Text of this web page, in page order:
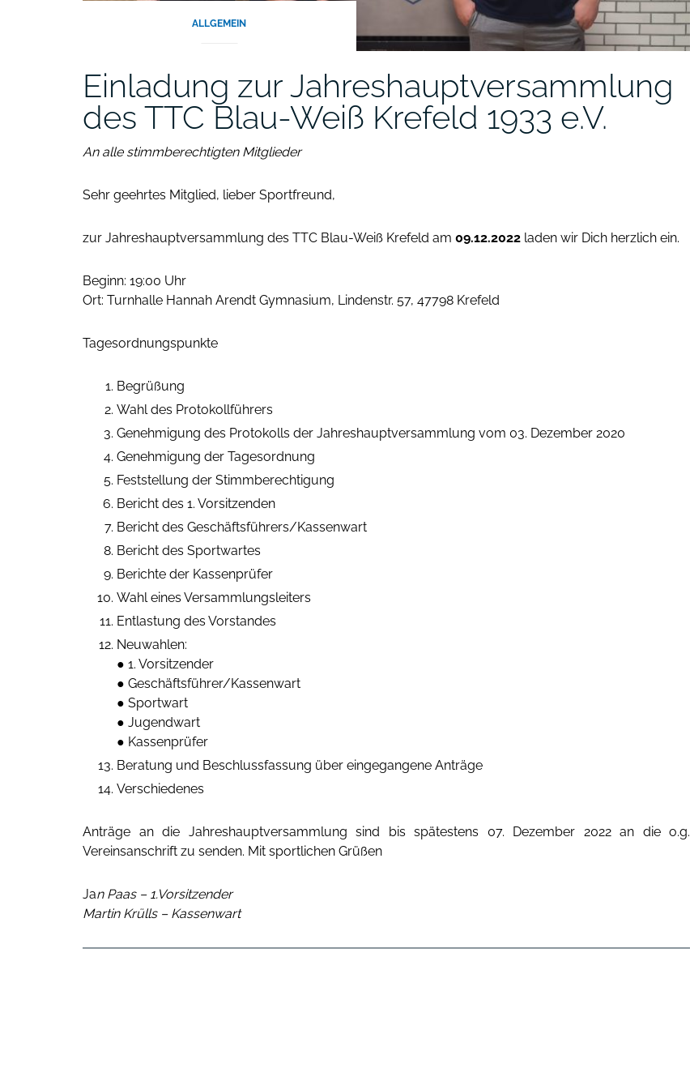
ALLGEMEIN
Einladung zur Jahreshauptversammlung
des TTC Blau-Weiß Krefeld 1933 e.V.
An alle stimmberechtigten Mitglieder
Sehr geehrtes Mitglied, lieber Sportfreund,
zur Jahreshauptversammlung des TTC Blau-Weiß Krefeld am 09.12.2022 laden wir Dich herzlich ein.
Beginn: 19:00 Uhr
Ort: Turnhalle Hannah Arendt Gymnasium, Lindenstr. 57, 47798 Krefeld
Tagesordnungspunkte
Begrüßung
Wahl des Protokollführers
Genehmigung des Protokolls der Jahreshauptversammlung vom 03. Dezember 2020
Genehmigung der Tagesordnung
Feststellung der Stimmberechtigung
Bericht des 1. Vorsitzenden
Bericht des Geschäftsführers/Kassenwart
Bericht des Sportwartes
Berichte der Kassenprüfer
Wahl eines Versammlungsleiters
Entlastung des Vorstandes
Neuwahlen:
● 1. Vorsitzender
● Geschäftsführer/Kassenwart
● Sportwart
● Jugendwart
● Kassenprüfer
Beratung und Beschlussfassung über eingegangene Anträge
Verschiedenes
Anträge an die Jahreshauptversammlung sind bis spätestens 07. Dezember 2022 an die o.g.
Vereinsanschrift zu senden. Mit sportlichen Grüßen​
Jan Paas – 1.Vorsitzender
Martin Krülls – Kassenwart